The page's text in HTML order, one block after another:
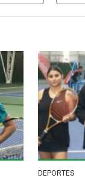
DEPORTES